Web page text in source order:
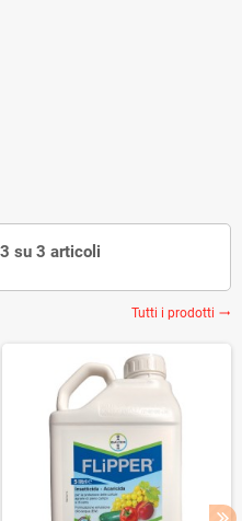
su 3 articoli
Tutti i prodotti trending_flat